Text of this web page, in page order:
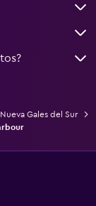
Gales del Sur